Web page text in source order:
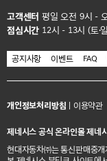
고객센터 평일 오전 9시 -
점심시간 12시 - 13시 (토·
공지사항 이벤트 FAQ
개인정보처리방침 이용약관
제네시스 공식 온라인몰 제네
현대자동차㈜는 통신판매중